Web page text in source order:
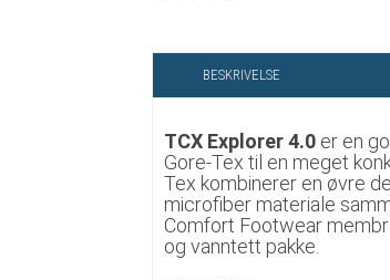
BESKRIVELSE
TCX Explorer 4.0er en
Gore-Tex til en meget
Tex kombinerer en øvre
microfiber materiale
Comfort Footwear
og vanntett pakke.